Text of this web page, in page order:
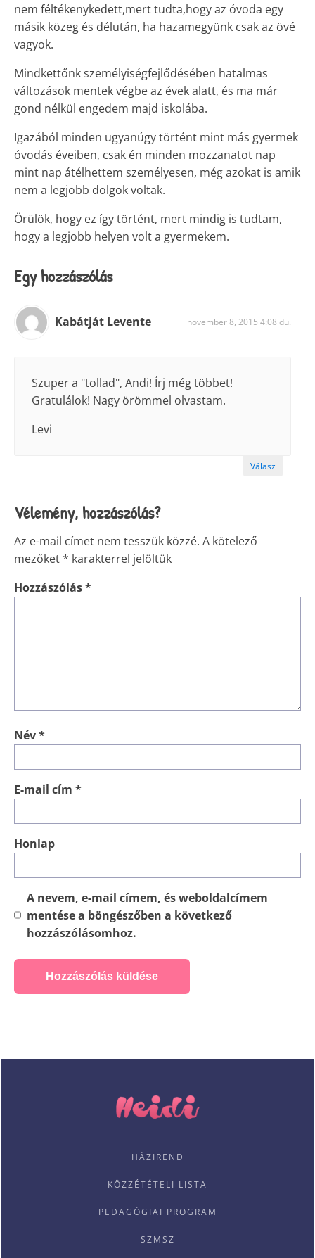
nem féltékenykedett,mert tudta,hogy az óvoda egy
másik közeg és délután, ha hazamegyünk csak az övé
vagyok.
Mindkettőnk személyiségfejlődésében hatalmas
változások mentek végbe az évek alatt, és ma már
gond nélkül engedem majd iskolába.
Igazából minden ugyanúgy történt mint más gyermek
óvodás éveiben, csak én minden mozzanatot nap
mint nap átélhettem személyesen, még azokat is amik
nem a legjobb dolgok voltak.
Örülök, hogy ez így történt, mert mindig is tudtam,
hogy a legjobb helyen volt a gyermekem.
Egy hozzászólás
Kabátját Levente november 8, 2015 4:08 du.
Szuper a "tollad", Andi! Írj még többet!
Gratulálok! Nagy örömmel olvastam.
Levi
Válasz
Vélemény, hozzászólás?
Az e-mail címet nem tesszük közzé. A kötelező
mezőket* karakterrel jelöltük
Hozzászólás*
Név*
E-mail cím *
Honlap
A nevem, e-mail címem, és weboldalcímem
mentése a böngészőben a következő
hozzászólásomhoz.
HÁZIREND
KÖZZÉTÉTELI LISTA
PEDAGÓGIAI PROGRAM
SZMSZ